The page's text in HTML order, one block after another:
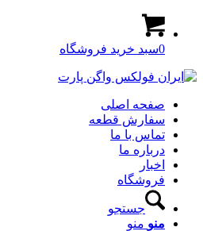
0سبد خرید فروشگاه
صفحه اصلی
سفارش قطعه
تماس با ما
درباره ما
اخبار
فروشگاه
جستجو
منو منو